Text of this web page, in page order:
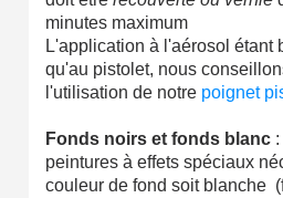
minutes maximum
L'application à l'aérosol étant
qu'au pistolet, nous
l'utilisation de notre poignet
Fonds noirs et fonds blanc
peintures à effets spéciaux
couleur de fond soit blanche